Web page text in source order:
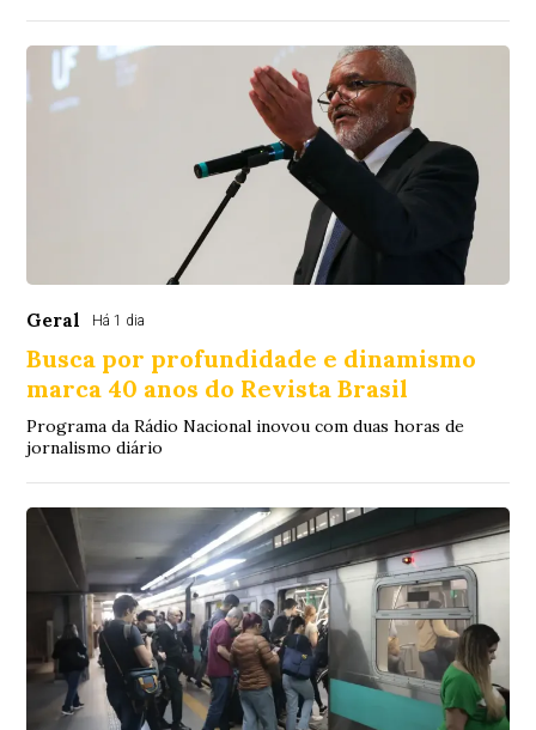
Geral Há 1 dia
Busca por profundidade e dinamismo
marca 40 anos do Revista Brasil
Programa da Rádio Nacional inovou com duas horas de
jornalismo diário